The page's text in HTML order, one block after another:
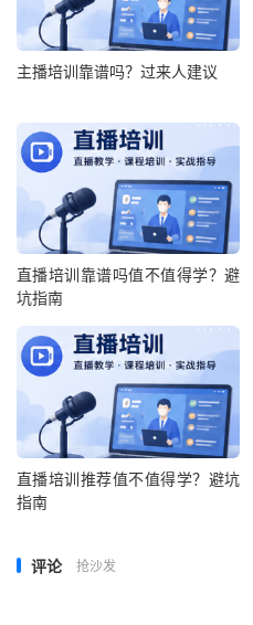
主播培训靠谱吗？过来人建议
直播培训靠谱吗值不值得学？避
坑指南
直播培训推荐值不值得学？避坑
指南
评论 抢沙发